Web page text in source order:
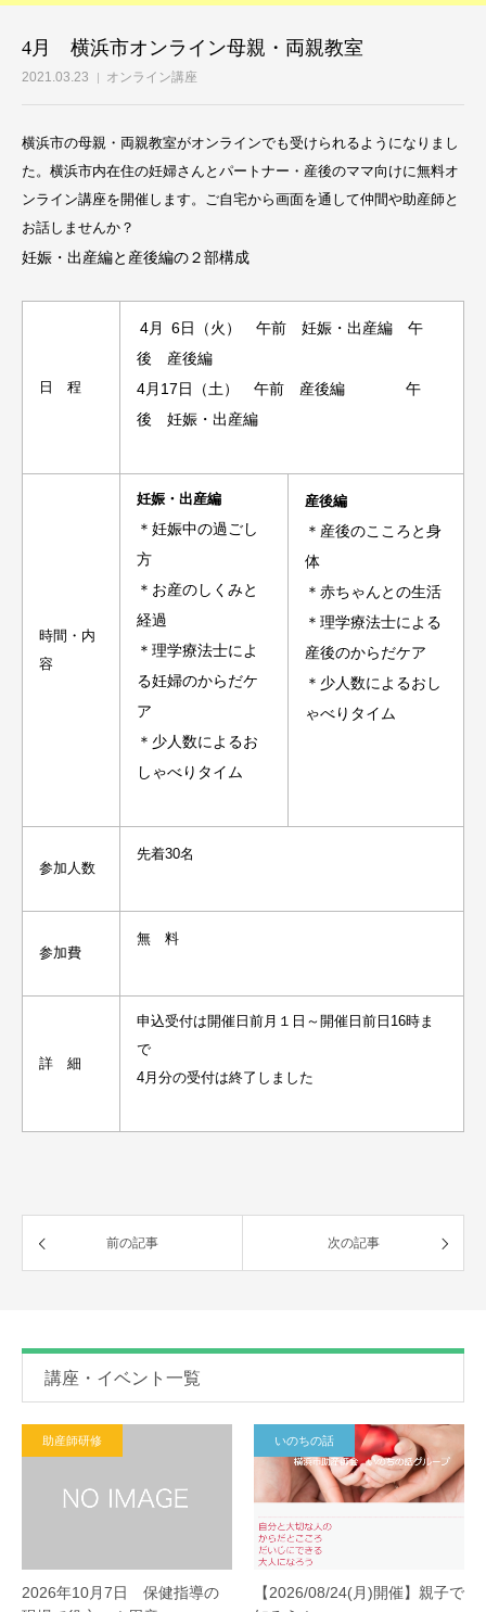
4月 横浜市オンライン母親・両親教室
2021.03.23 オンライン講座
横浜市の母親・両親教室がオンラインでも受けられるようになりまし
た。横浜市内在住の妊婦さんとパートナー・産後のママ向けに無料オ
ンライン講座を開催します。ご自宅から画面を通して仲間や助産師と
お話しませんか？
妊娠・出産編と産後編の２部構成
日 程
4月 6日（火） 午前 妊娠・出産編 午
後 産後編
4月 17日（土） 午前 産後編 午
後 妊娠・出産編
時間・内
容
妊娠・出産編
＊妊娠中の過ごし
方
＊お産のしくみと
経過
＊ 理学療法士によ
る妊婦のからだケ
ア
＊少人数によるお
しゃべりタイム
産後編
＊産後のこころと身
体
＊赤ちゃんとの生活
＊理学療法士による
産後のからだケア
＊少人数によるおし
ゃべりタイム
参加人数
先着30名
参加費
無 料
詳 細
申込受付は開催日前月１日～開催日前日16時ま
で
4月分の受付は終了しました
前の記事 次の記事
講座・イベント一覧
助産師研修
2026年10月7日 保健指導の
いのちの話
【2026/08/24(月)開催】親子で